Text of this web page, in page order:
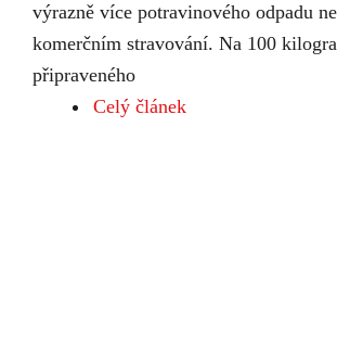
výrazně více potravinového odpadu
komerčním stravování. Na 100
připraveného
Celý článek